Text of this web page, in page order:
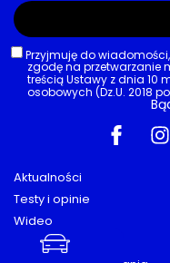
AKTUALNOŚCI,STREFY
Strefa z „czystym”
Kraków zebrał
opłat za wjazd
AKTUALNOŚCI
Nordycki rynek aut